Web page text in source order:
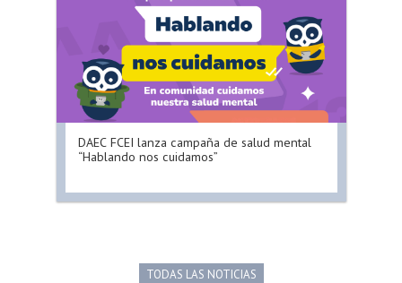
DAEC FCEI lanza campaña de salud mental
“Hablando nos cuidamos”
TODAS LAS NOTICIAS